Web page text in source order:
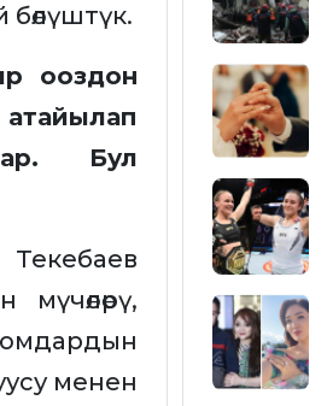
ооздон
атайылап
Бул
менен